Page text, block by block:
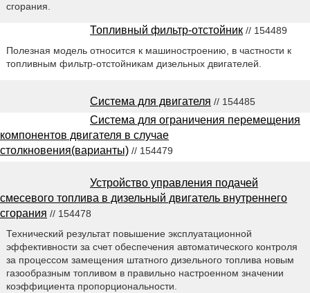
сгорания.
Топливный фильтр-отстойник // 154489
Полезная модель относится к машиностроению, в частности к
топливным фильтр-отстойникам дизельных двигателей.
Система для двигателя // 154485
Система для ограничения перемещения
компонентов двигателя в случае
столкновения(варианты) // 154479
Устройство управления подачей
смесевого топлива в дизельный двигатель внутреннего
сгорания // 154478
Технический результат повышение эксплуатационной
эффективности за счет обеспечения автоматического контроля
за процессом замещения штатного дизельного топлива новым
газообразным топливом в правильно настроенном значении
коэффициента пропорциональности.